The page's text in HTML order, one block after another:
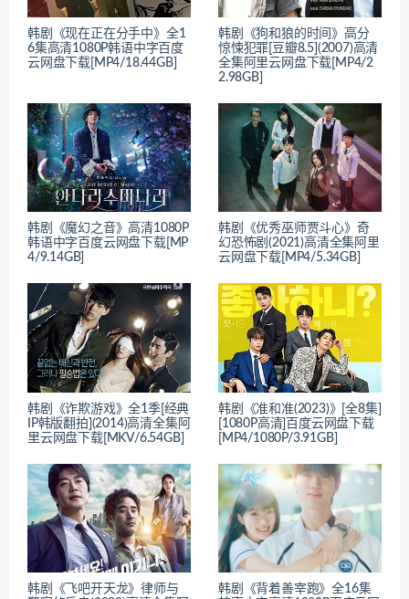
韩剧《现在正在分手中》全1
6集高清1080P韩语中字百度
云网盘下载[MP4/18.44GB]
韩剧《狗和狼的时间》高分
惊悚犯罪[豆瓣8.5](2007)高清
全集阿里云网盘下载[MP4/2
2.98GB]
韩剧《魔幻之音》高清1080P
韩语中字百度云网盘下载[MP
4/9.14GB]
韩剧《优秀巫师贾斗心》奇
幻恐怖剧(2021)高清全集阿里
云网盘下载[MP4/5.34GB]
韩剧《诈欺游戏》全1季[经典
IP韩版翻拍](2014)高清全集阿
里云网盘下载[MKV/6.54GB]
韩剧《准和准(2023)》[全8集]
[1080P高清]百度云网盘下载
[MP4/1080P/3.91GB]
韩剧《飞吧开天龙》律师与
韩剧《背着善宰跑》全16集